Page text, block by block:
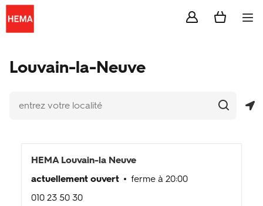
Skip to content
Se rendre sur Dior.com
Link to login page
Link to cart page
inspiration
Return to Nav
Louvain-la-Neuve
entrez votre localité
Soumettre une recherche.
Géolocaliser
HEMA Louvain-la Neuve
actuellement ouvert
ferme à 20:00
Téléphone
010 23 50 30
Téléphone
Soumettre une recherche.
Link to Social Media
Link to Social Media
Link to Social Media
Link to Social Media